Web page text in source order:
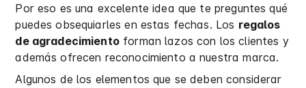
Por eso es una excelente idea que te preguntes qué
puedes obsequiarles en estas fechas. Los regalos
de agradecimientoforman lazos con los clientes y
además ofrecen reconocimiento a nuestra marca.
Algunos de los elementos que se deben considerar